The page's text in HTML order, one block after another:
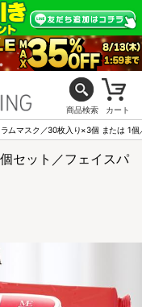
商品検索 カート
ムマスク／30枚入り×3個 または 1個
セット／フェイスパ